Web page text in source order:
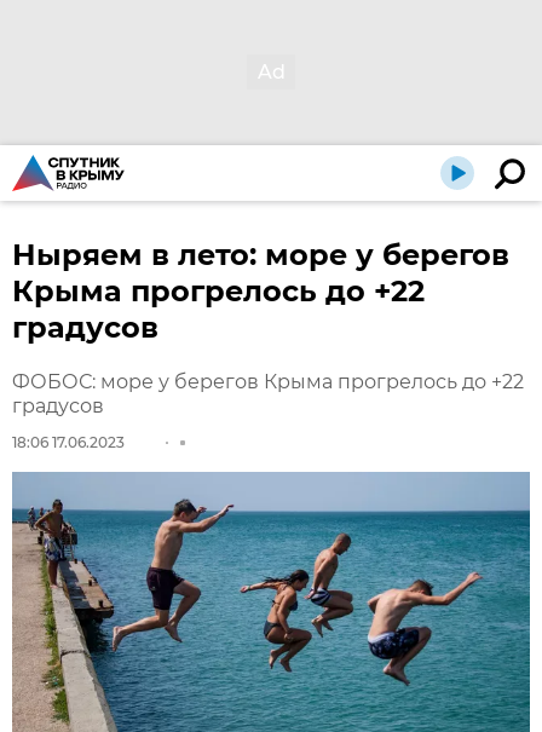
Ныряем в лето: море у берегов
Крыма прогрелось до +22
градусов
ФОБОС: море у берегов Крыма прогрелось до +22
градусов
18:06 17.06.2023